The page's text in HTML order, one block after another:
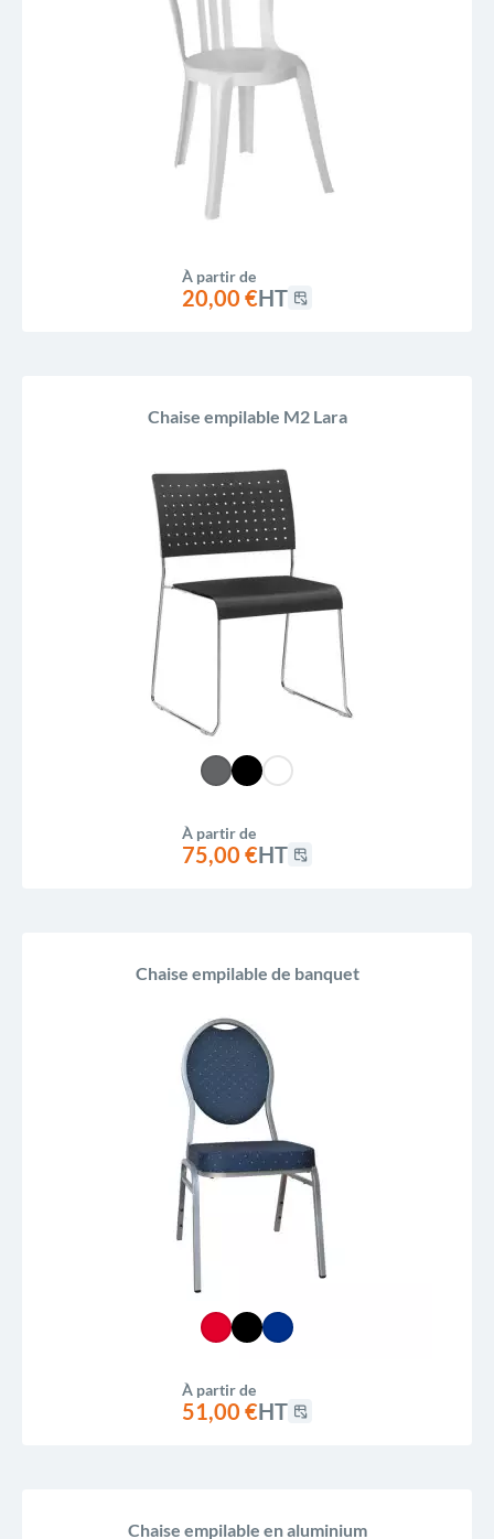
À partir de
20,00 €HT
Chaise empilable M2 Lara
À partir de
75,00 €HT
Chaise empilable de banquet
À partir de
51,00 €HT
Chaise empilable en aluminium